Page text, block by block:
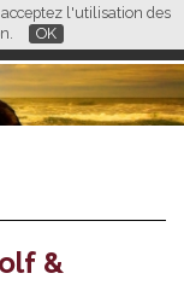
l'utilisation des
OK
CN
&